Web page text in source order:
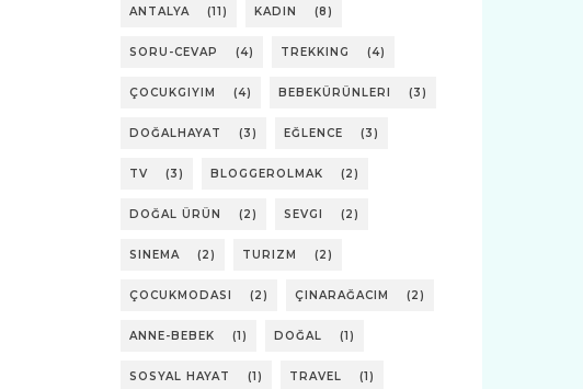
ANTALYA (11) KADIN (8)
SORU-CEVAP (4) TREKKING (4)
ÇOCUKGIYIM (4) BEBEKÜRÜNLERI (3)
DOĞALHAYAT (3) EĞLENCE (3)
TV (3) BLOGGEROLMAK (2)
DOĞAL ÜRÜN (2) SEVGI (2)
SINEMA (2) TURIZM (2)
ÇOCUKMODASI (2) ÇINARAĞACIM (2)
ANNE-BEBEK (1) DOĞAL (1)
SOSYAL HAYAT (1) TRAVEL (1)